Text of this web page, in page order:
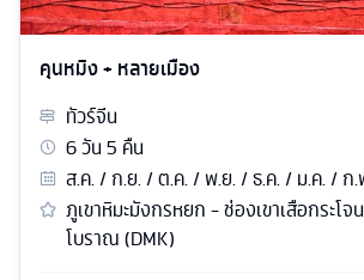
คุนหมิง + หลายเมือง
ทัวร์จีน
6วัน5 คืน
ส.ค. / ก.ย. / ต.ค. / พ.ย. / ธ.ค. / ม.ค. / ก
ภูเขาหิมะมังกรหยก - ช่องเขาเสือกระโจ
โบราณ (DMK)